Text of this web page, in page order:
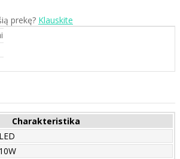
prekę? Klauskite
Charakteristika
LED
10W